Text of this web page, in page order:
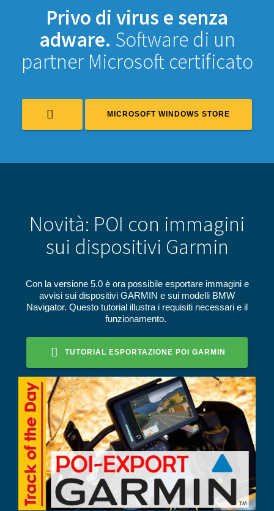
Privo di virus e senza
adware. Software di un
partner Microsoft certificato
MICROSOFT WINDOWS STORE
Novità: POI con immagini
sui dispositivi Garmin
Con la versione 5.0 è ora possibile esportare immagini e
avvisi sui dispositivi GARMIN e sui modelli BMW
Navigator. Questo tutorial illustra i requisiti necessari e il
funzionamento.
TUTORIAL ESPORTAZIONE POI GARMIN